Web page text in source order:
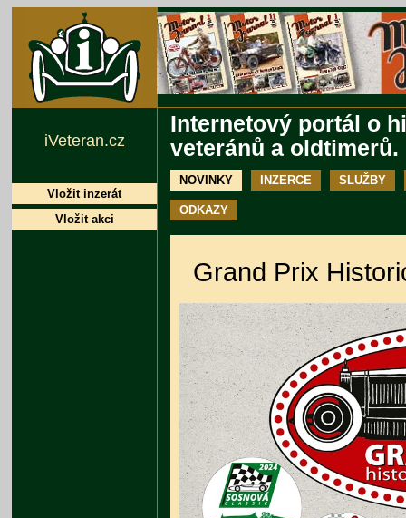
Internetový portál o
veteránů a oldtimerů.
NOVINKY INZERCE SLUŽBY
ODKAZY
Grand Prix
iVeteran.cz
Vložit inzerát
Vložit akci